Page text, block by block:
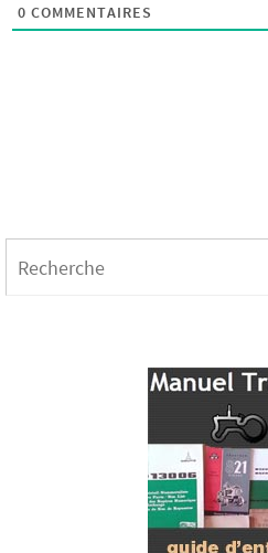
0 COMMENTAIRES